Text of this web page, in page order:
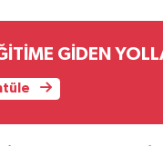
GİDEN